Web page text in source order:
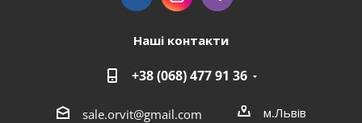
Наші контакти
+38 (068) 477 91 36
sale.orvit@gmail.com м.Львів